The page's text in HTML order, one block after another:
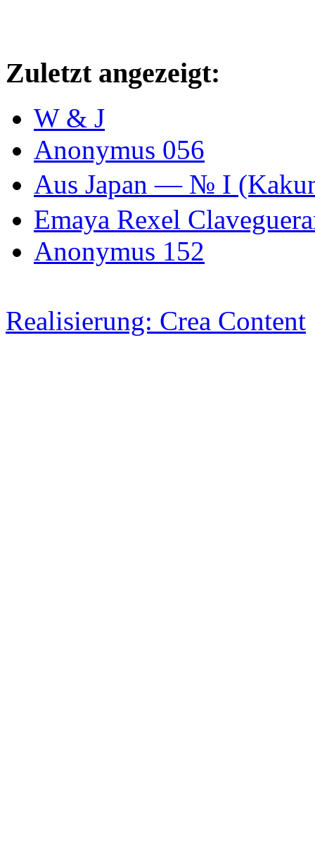
Zuletzt angezeigt:
W & J
Anonymus 056
Aus Japan — № I
Emaya Rexel
Anonymus 152
Realisierung: Crea Content